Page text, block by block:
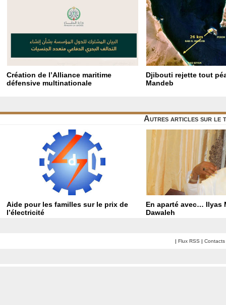
Création de l’Alliance maritime
défensive multinationale
Djibouti rejette tout
Mandeb
Autres articles sur le
Aide pour les familles sur le prix de
l’électricité
En aparté avec… Ilyas
Dawaleh
| Flux RSS | Contacts